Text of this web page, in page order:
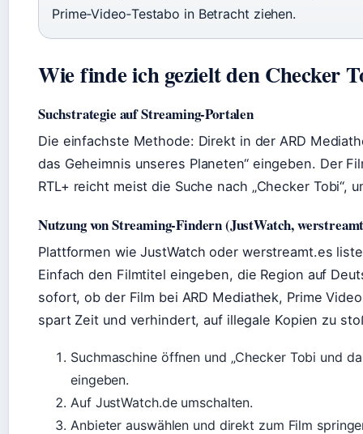
Prime‑Video‑Testabo in Betracht ziehen.
Wie finde ich gezielt den Checker
Suchstrategie auf Streaming-Portalen
Die einfachste Methode: Direkt in der ARD
das Geheimnis unseres Planeten“ eingeben. Der
RTL+ reicht meist die Suche nach „Checker Tobi“,
Nutzung von Streaming-Findern (JustWatch,
Plattformen wie JustWatch oder werstreamt.es
Einfach den Filmtitel eingeben, die Region auf
sofort, ob der Film bei ARD Mediathek, Prime
spart Zeit und verhindert, auf illegale Kopien zu
Suchmaschine öffnen und „Checker Tobi und
eingeben.
Auf JustWatch.de umschalten.
Anbieter auswählen und direkt zum Film